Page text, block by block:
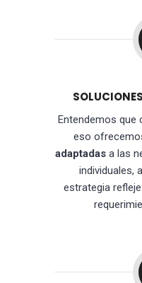
Entendemos que
eso
adaptadasa las
individuales,
estrategia